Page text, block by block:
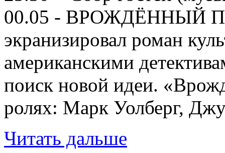
00.05 - ВРОЖДЁННЫЙ
экранизировал роман
американскими
поиск новой идеи.
ролях: Марк Уолберг,
Читать дальше